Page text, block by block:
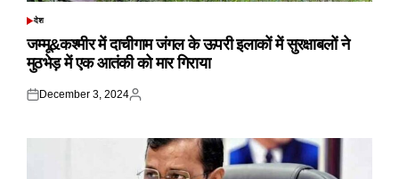
POSTED
देश
जम्मू&कश्मीर में दाचीगाम जंगल के ऊपरी इलाकों में सुरक्षाबलों ने
मुठभेड़ में एक आतंकी को मार गिराया
Posted
December 3, 2024
Posted